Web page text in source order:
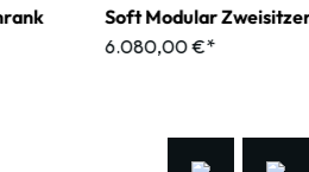
Soft Modular
6.080,00 €*